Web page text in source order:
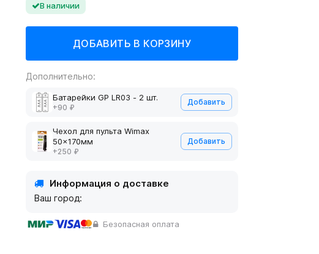
В наличии
Дополнительно:
Батарейки GP LR03 - 2 шт.
+90 ₽
Добавить
Чехол для пульта Wimax
50x170мм
+250 ₽
Добавить
Информация о доставке
Ваш город:
Безопасная оплата